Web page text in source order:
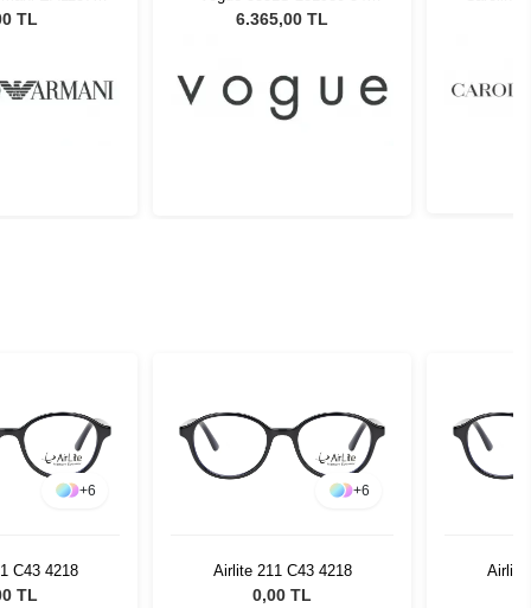
55
TL
Kadın Güneş Gözlüğü
6.365,00 TL
+6
C43 4218
TL
+6
Airlite 211 C43 4218
0,00 TL
Airlite